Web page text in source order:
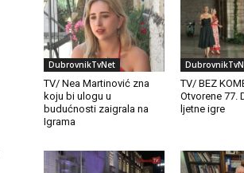
DubrovnikTvNet
TV/ Nea Martinović zna
koju bi ulogu u
budućnosti zaigrala na
Igrama
TV/ BEZ
Otvorene 77.
ljetne igre